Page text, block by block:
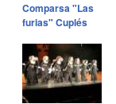
Comparsa "Las
furias" Cuplés